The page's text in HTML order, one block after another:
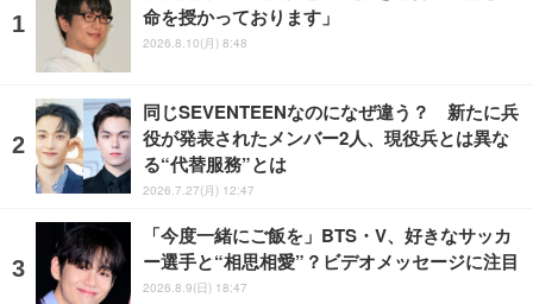
命を授かっております」
2026.8.10(月) 8:48
同じSEVENTEENなのになぜ違う？ 新たに兵
役が発表されたメンバー2人、現役兵とは異な
る“代替服務”とは
2026.7.27(月) 12:47
「今度一緒にご飯を」BTS・V、好きなサッカ
ー選手と“相思相愛”？ビデオメッセージに注目
2026.8.9(日) 18:47